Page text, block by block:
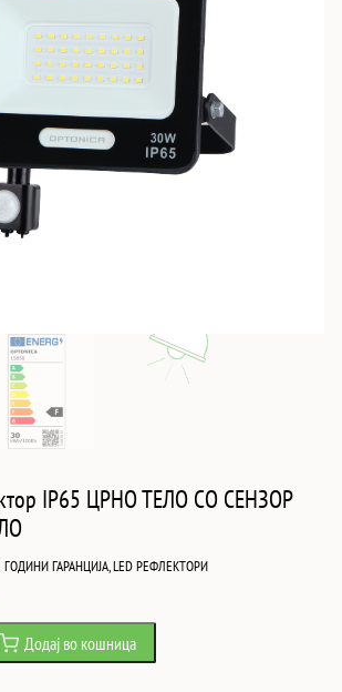
IP65 ЦРНО ТЕЛО СО СЕНЗОР
ГОДИНИ ГАРАНЦИЈА,LED РЕФЛЕКТОРИ
ден.
Додај во кошница